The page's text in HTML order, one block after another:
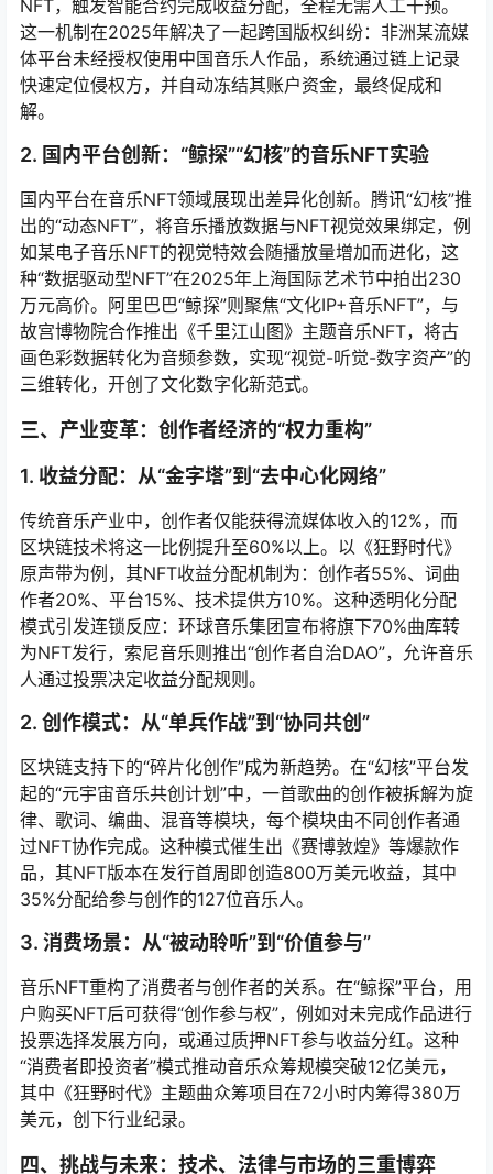
NFT，触发智能合约完成收益分配，全程无需人工干预。
这一机制在2025年解决了一起跨国版权纠纷：非洲某流媒
体平台未经授权使用中国音乐人作品，系统通过链上记录
快速定位侵权方，并自动冻结其账户资金，最终促成和
解。
2. 国内平台创新：“鲸探”“幻核”的音乐NFT实验
国内平台在音乐NFT领域展现出差异化创新。腾讯“幻核”推
出的“动态NFT”，将音乐播放数据与NFT视觉效果绑定，例
如某电子音乐NFT的视觉特效会随播放量增加而进化，这
种“数据驱动型NFT”在2025年上海国际艺术节中拍出230
万元高价。阿里巴巴“鲸探”则聚焦“文化IP+音乐NFT”，与
故宫博物院合作推出《千里江山图》主题音乐NFT，将古
画色彩数据转化为音频参数，实现“视觉-听觉-数字资产”的
三维转化，开创了文化数字化新范式。
三、产业变革：创作者经济的“权力重构”
1. 收益分配：从“金字塔”到“去中心化网络”
传统音乐产业中，创作者仅能获得流媒体收入的12%，而
区块链技术将这一比例提升至60%以上。以《狂野时代》
原声带为例，其NFT收益分配机制为：创作者55%、词曲
作者20%、平台15%、技术提供方10%。这种透明化分配
模式引发连锁反应：环球音乐集团宣布将旗下70%曲库转
为NFT发行，索尼音乐则推出“创作者自治DAO”，允许音乐
人通过投票决定收益分配规则。
2. 创作模式：从“单兵作战”到“协同共创”
区块链支持下的“碎片化创作”成为新趋势。在“幻核”平台发
起的“元宇宙音乐共创计划”中，一首歌曲的创作被拆解为旋
律、歌词、编曲、混音等模块，每个模块由不同创作者通
过NFT协作完成。这种模式催生出《赛博敦煌》等爆款作
品，其NFT版本在发行首周即创造800万美元收益，其中
35%分配给参与创作的127位音乐人。
3. 消费场景：从“被动聆听”到“价值参与”
音乐NFT重构了消费者与创作者的关系。在“鲸探”平台，用
户购买NFT后可获得“创作参与权”，例如对未完成作品进行
投票选择发展方向，或通过质押NFT参与收益分红。这种
“消费者即投资者”模式推动音乐众筹规模突破12亿美元，
其中《狂野时代》主题曲众筹项目在72小时内筹得380万
美元，创下行业纪录。
四、挑战与未来：技术、法律与市场的三重博弈